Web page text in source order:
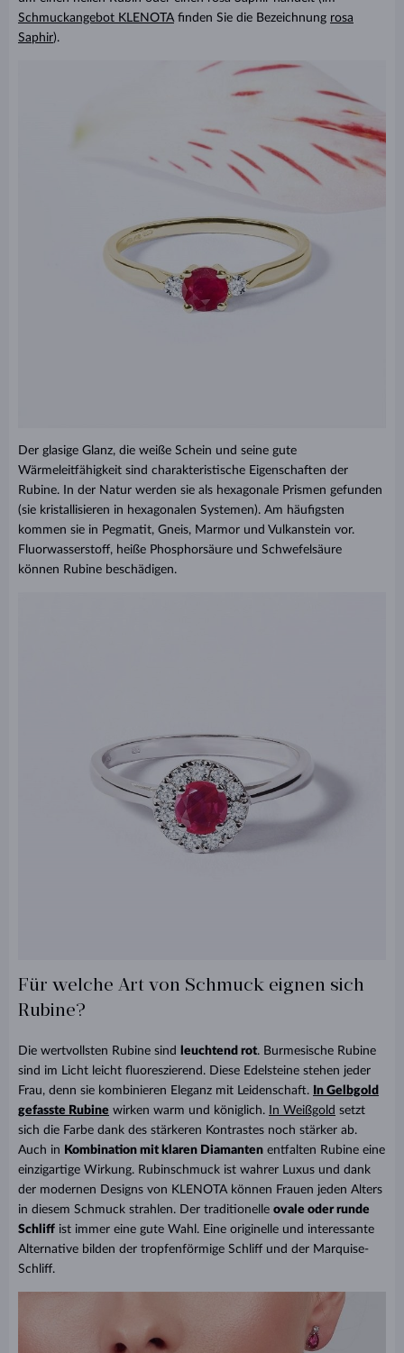
Schmuckangebot KLENOTAfinden Sie die Bezeichnung rosa
Saphir).
Der glasige Glanz, die weiße Schein und seine gute
Wärmeleitfähigkeit sind charakteristische Eigenschaften der
Rubine. In der Natur werden sie als hexagonale Prismen gefunden
(sie kristallisieren in hexagonalen Systemen). Am häufigsten
kommen sie in Pegmatit, Gneis, Marmor und Vulkanstein vor.
Fluorwasserstoff, heiße Phosphorsäure und Schwefelsäure
können Rubine beschädigen.
Für welche Art von Schmuck eignen sich
Rubine?
Die wertvollsten Rubine sind leuchtend rot. Burmesische Rubine
sind im Licht leicht fluoreszierend. Diese Edelsteine stehen jeder
Frau, denn sie kombinieren Eleganz mit Leidenschaft. In Gelbgold
gefasste Rubine wirken warm und königlich. In Weißgold setzt
sich die Farbe dank des stärkeren Kontrastes noch stärker ab.
Auch in Kombination mit klaren Diamanten entfalten Rubine eine
einzigartige Wirkung. Rubinschmuck ist wahrer Luxus und dank
der modernen Designs von KLENOTA können Frauen jeden Alters
in diesem Schmuck strahlen. Der traditionelle ovale oder runde
Schliff ist immer eine gute Wahl. Eine originelle und interessante
Alternative bilden der tropfenförmige Schliff und der Marquise-
Schliff.